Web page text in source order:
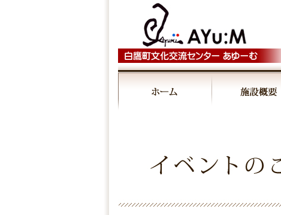
■6/6（木）～
7/28（日）「み～んな
■6/6（木）～
7/28（日）「み～んな